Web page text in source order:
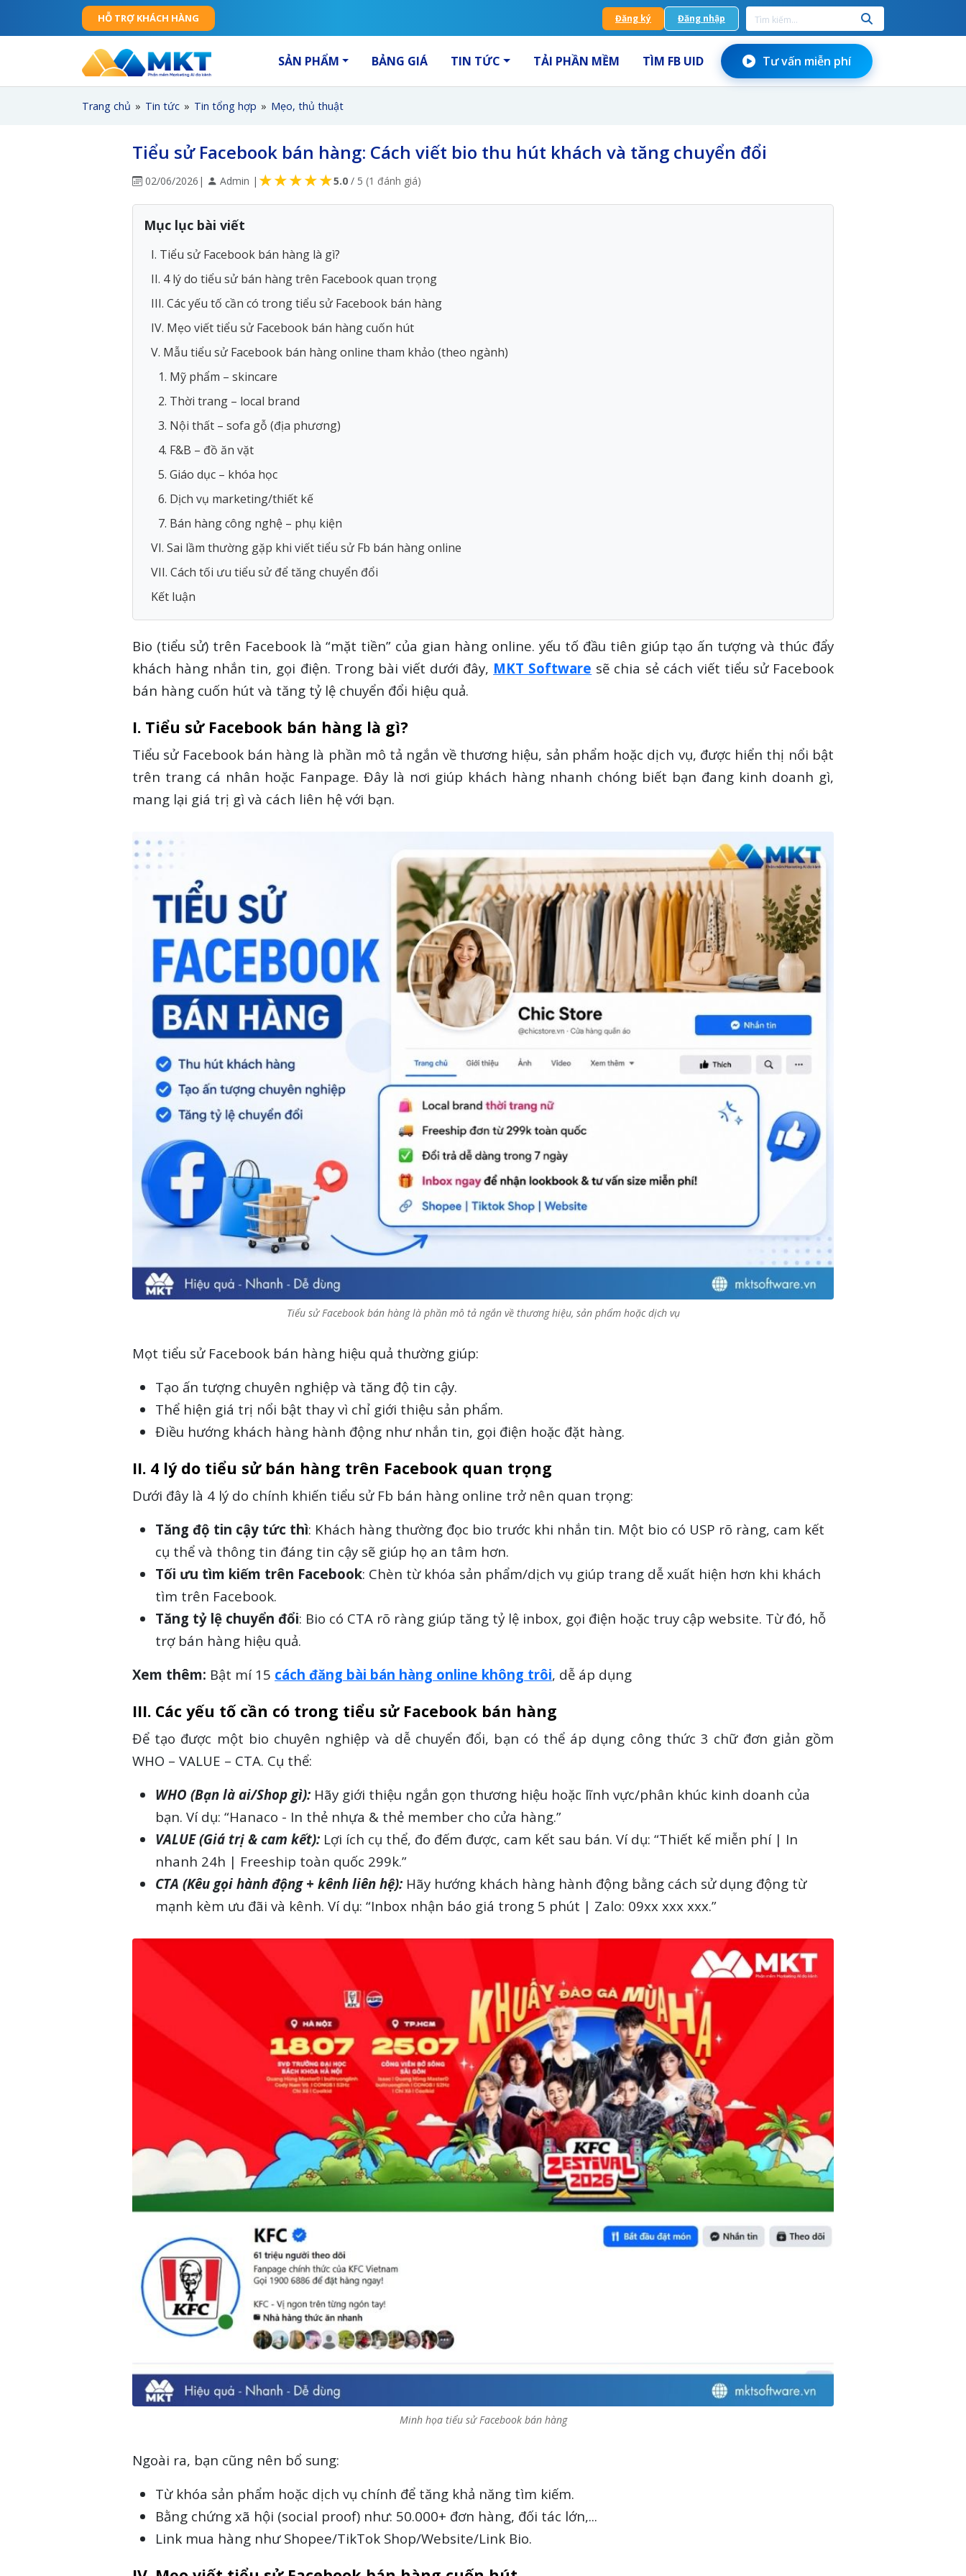
HỖ TRỢ KHÁCH HÀNG Đăng ký Đăng nhập
SẢN PHẨM BẢNG GIÁ TIN TỨC TẢI PHẦN MỀM TÌM FB UID Tư vấn miễn phí
Trang chủ » Tin tức » Tin tổng hợp » Mẹo, thủ thuật
Tiểu sử Facebook bán hàng: Cách viết bio thu hút khách và tăng chuyển đổi
02/06/2026 | Admin | ★
★
★
★
★ 5.0 / 5 (1 đánh giá)
Mục lục bài viết
I. Tiểu sử Facebook bán hàng là gì?
II. 4 lý do tiểu sử bán hàng trên Facebook quan trọng
III. Các yếu tố cần có trong tiểu sử Facebook bán hàng
IV. Mẹo viết tiểu sử Facebook bán hàng cuốn hút
V. Mẫu tiểu sử Facebook bán hàng online tham khảo (theo ngành)
1. Mỹ phẩm – skincare
2. Thời trang – local brand
3. Nội thất – sofa gỗ (địa phương)
4. F&B – đồ ăn vặt
5. Giáo dục – khóa học
6. Dịch vụ marketing/thiết kế
7. Bán hàng công nghệ – phụ kiện
VI. Sai lầm thường gặp khi viết tiểu sử Fb bán hàng online
VII. Cách tối ưu tiểu sử để tăng chuyển đổi
Kết luận
Bio (tiểu sử) trên Facebook là “mặt tiền” của gian hàng online. yếu tố đầu tiên giúp tạo ấn tượng và thúc đẩy
khách hàng nhắn tin, gọi điện. Trong bài viết dưới đây, MKT Software sẽ chia sẻ cách viết tiểu sử Facebook
bán hàng cuốn hút và tăng tỷ lệ chuyển đổi hiệu quả.
I. Tiểu sử Facebook bán hàng là gì?
Tiểu sử Facebook bán hàng là phần mô tả ngắn về thương hiệu, sản phẩm hoặc dịch vụ, được hiển thị nổi bật
trên trang cá nhân hoặc Fanpage. Đây là nơi giúp khách hàng nhanh chóng biết bạn đang kinh doanh gì,
mang lại giá trị gì và cách liên hệ với bạn.
Tiểu sử Facebook bán hàng là phần mô tả ngắn về thương hiệu, sản phẩm hoặc dịch vụ
Mọt tiểu sử Facebook bán hàng hiệu quả thường giúp:
Tạo ấn tượng chuyên nghiệp và tăng độ tin cậy.
Thể hiện giá trị nổi bật thay vì chỉ giới thiệu sản phẩm.
Điều hướng khách hàng hành động như nhắn tin, gọi điện hoặc đặt hàng.
II. 4 lý do tiểu sử bán hàng trên Facebook quan trọng
Dưới đây là 4 lý do chính khiến tiểu sử Fb bán hàng online trở nên quan trọng:
Tăng độ tin cậy tức thì: Khách hàng thường đọc bio trước khi nhắn tin. Một bio có USP rõ ràng, cam kết
cụ thể và thông tin đáng tin cậy sẽ giúp họ an tâm hơn.
Tối ưu tìm kiếm trên Facebook: Chèn từ khóa sản phẩm/dịch vụ giúp trang dễ xuất hiện hơn khi khách
tìm trên Facebook.
Tăng tỷ lệ chuyển đổi: Bio có CTA rõ ràng giúp tăng tỷ lệ inbox, gọi điện hoặc truy cập website. Từ đó, hỗ
trợ bán hàng hiệu quả.
Xem thêm: Bật mí 15 cách đăng bài bán hàng online không trôi, dễ áp dụng
III. Các yếu tố cần có trong tiểu sử Facebook bán hàng
Để tạo được một bio chuyên nghiệp và dễ chuyển đổi, bạn có thể áp dụng công thức 3 chữ đơn giản gồm
WHO – VALUE – CTA. Cụ thể:
WHO (Bạn là ai/Shop gì): Hãy giới thiệu ngắn gọn thương hiệu hoặc lĩnh vực/phân khúc kinh doanh của
bạn. Ví dụ: “Hanaco - In thẻ nhựa & thẻ member cho cửa hàng.”
VALUE (Giá trị & cam kết): Lợi ích cụ thể, đo đếm được, cam kết sau bán. Ví dụ: “Thiết kế miễn phí | In
nhanh 24h | Freeship toàn quốc 299k.”
CTA (Kêu gọi hành động + kênh liên hệ): Hãy hướng khách hàng hành động bằng cách sử dụng động từ
mạnh kèm ưu đãi và kênh. Ví dụ: “Inbox nhận báo giá trong 5 phút | Zalo: 09xx xxx xxx.”
Minh họa tiểu sử Facebook bán hàng
Ngoài ra, bạn cũng nên bổ sung:
Từ khóa sản phẩm hoặc dịch vụ chính để tăng khả năng tìm kiếm.
Bằng chứng xã hội (social proof) như: 50.000+ đơn hàng, đối tác lớn,...
Link mua hàng như Shopee/TikTok Shop/Website/Link Bio.